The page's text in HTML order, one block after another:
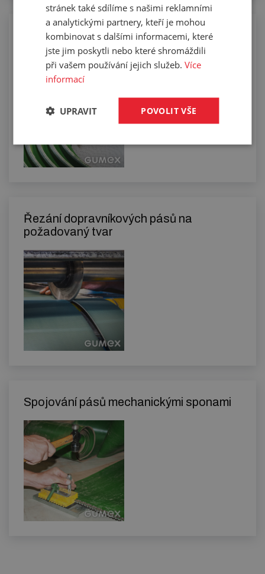
Osazování PVC a PU pásů unašeči a
vodicími klínky
Řezání dopravníkových pásů na
požadovaný tvar
Spojování pásů mechanickými sponami
stránek také sdílíme s našimi reklamními
a analytickými partnery, kteří je mohou
kombinovat s dalšími informacemi, které
jste jim poskytli nebo které shromáždili
při vašem používání jejich služeb.Více
informací
POVOLIT VŠE
UPRAVIT